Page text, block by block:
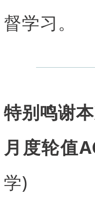
督学习。
特别鸣谢
月度轮值
学)